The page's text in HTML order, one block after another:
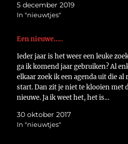
5 december 2019
In "nieuwtjes"
Een nieuwe…..
Ieder jaar is het weer een leuke
ga ik komend jaar gebruiken? Al
elkaar zoek ik een agenda uit die
start. Dan zit je niet te klooien met
nieuwe. Ja ik weet het, het is…
30 oktober 2017
In "nieuwtjes"